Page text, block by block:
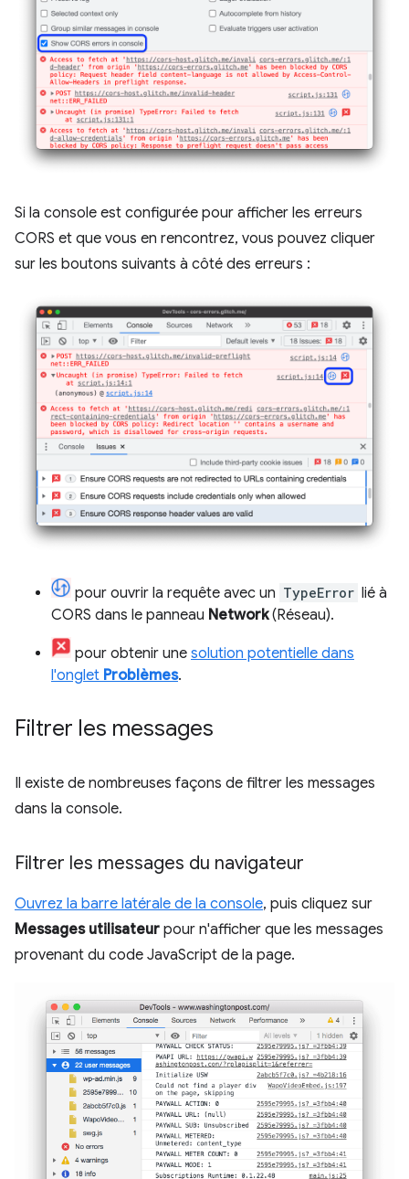
Si la console est configurée pour afficher les erreurs
CORS et que vous en rencontrez, vous pouvez cliquer
sur les boutons suivants à côté des erreurs :
pour ouvrir la requête avec un TypeError lié à
CORS dans le panneau Network(Réseau).
pour obtenir une solution potentielle dans
l'onglet Problèmes.
Filtrer les messages
Il existe de nombreuses façons de filtrer les messages
dans la console.
Filtrer les messages du navigateur
Ouvrez la barre latérale de la console, puis cliquez sur
Messages utilisateur pour n'afficher que les messages
provenant du code JavaScript de la page.